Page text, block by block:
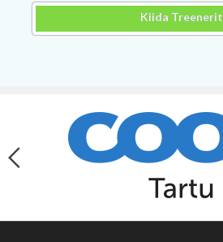
Kiida Treenerit